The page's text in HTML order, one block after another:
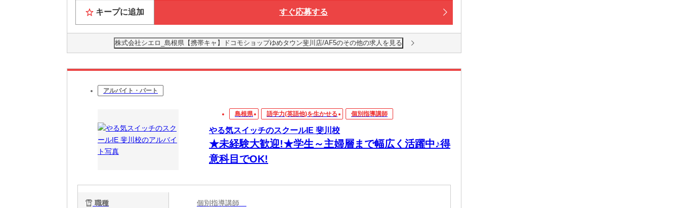
キープに追加 すぐ応募する
株式会社シエロ_島根県【携帯キャ】ドコモショップゆめタウン斐川店/AF5のその他の求人を見る
アルバイト・パート
島根県 語学力(英語他)を生かせる 個別指導講師
やる気スイッチのスクールIE 斐川校
★未経験大歓迎!★学生～主婦層まで幅広く活躍中♪得
意科目でOK!
職種 個別指導講師